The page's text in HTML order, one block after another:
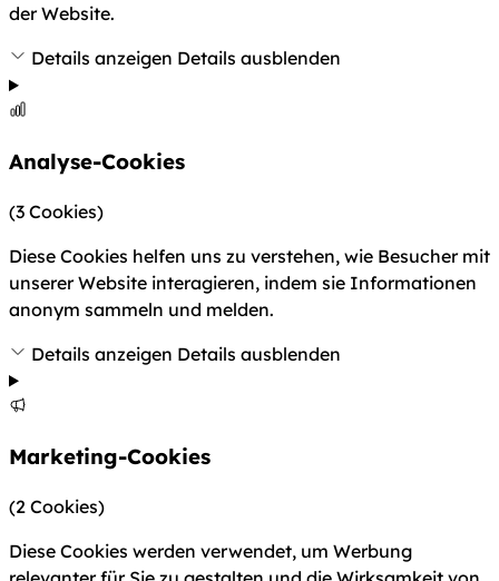
der Website.
Details anzeigen Details ausblenden
Analyse-Cookies
(3 Cookies)
Diese Cookies helfen uns zu verstehen, wie Besucher mit
unserer Website interagieren, indem sie Informationen
anonym sammeln und melden.
Details anzeigen Details ausblenden
Marketing-Cookies
(2 Cookies)
Diese Cookies werden verwendet, um Werbung